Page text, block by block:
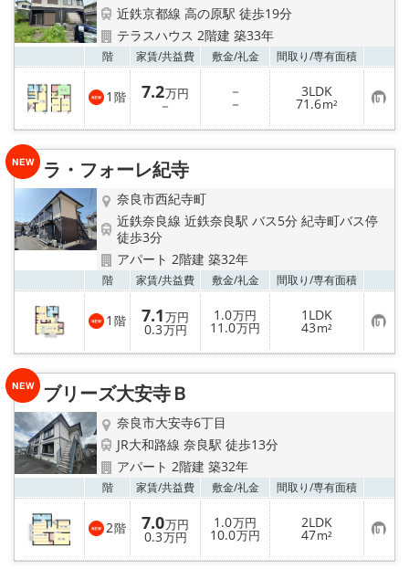
近鉄京都線 高の原駅 徒歩19分
テラスハウス 2階建 築33年
階 家賃/共益費 敷金/礼金 間取り/専有面積
1 階 7.2万円
－
－
－
3LDK
71.6m² お
気
に
り
ラ・フォーレ紀寺
奈良市西紀寺町
近鉄奈良線 近鉄奈良駅 バス5分 紀寺町バス停
徒歩3分
アパート 2階建 築32年
階 家賃/共益費 敷金/礼金 間取り/専有面積
1 階 7.1万円
0.3万円
1.0万円
11.0万円
1LDK
43m² お
気
に
り
ブリーズ大安寺Ｂ
奈良市大安寺6丁目
JR大和路線 奈良駅 徒歩13分
アパート 2階建 築32年
階 家賃/共益費 敷金/礼金 間取り/専有面積
2階 7.0万円
0.3万円
1.0万円
10.0万円
2LDK
47m² お
気
に